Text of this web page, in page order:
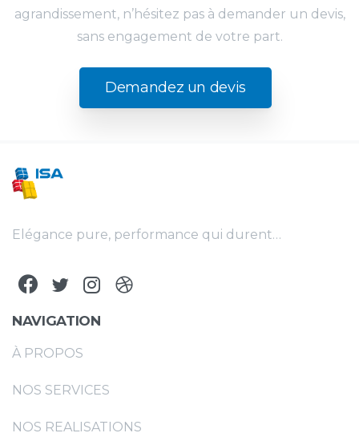
agrandissement, n’hésitez pas à demander un devis,
sans engagement de votre part.
Demandez un devis
Elégance pure, performance qui durent…
NAVIGATION
À PROPOS
NOS SERVICES
NOS REALISATIONS